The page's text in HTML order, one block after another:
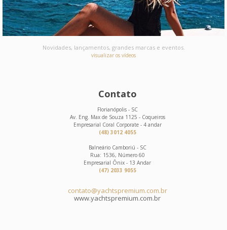
Novidades, lançamentos, grandes marcas e eventos.
visualizar os vídeos
Contato
Florianópolis - SC
Av. Eng. Max de Souza 1125 - Coqueiros
Empresarial Coral Corporate - 4 andar
(48) 3012 4055
Balneário Camboriú - SC
Rua: 1536, Número 60
Empresarial Ônix - 13 Andar
(47) 2033 9055
contato@yachtspremium.com.br
www.yachtspremium.com.br